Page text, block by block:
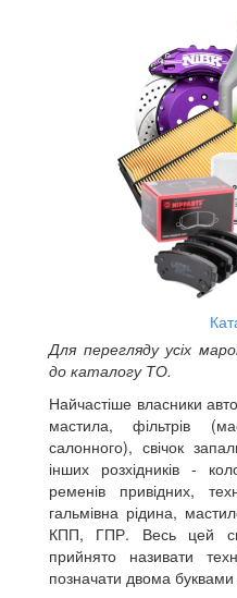
Для перегляду усіх
до каталогу ТО.
Найчастіше власники
мастила, фільтрів
салонного), свічок
інших розхідників -
ременів привідних,
гальмівна рідина,
КПП, ГПР. Весь цей
прийнято називати
позначати двома